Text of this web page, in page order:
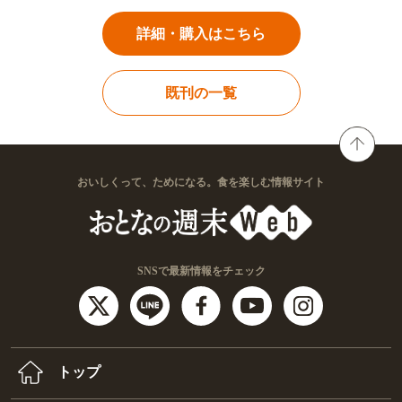
詳細・購入はこちら
既刊の一覧
おいしくって、ためになる。食を楽しむ情報サイト
SNSで最新情報をチェック
トップ